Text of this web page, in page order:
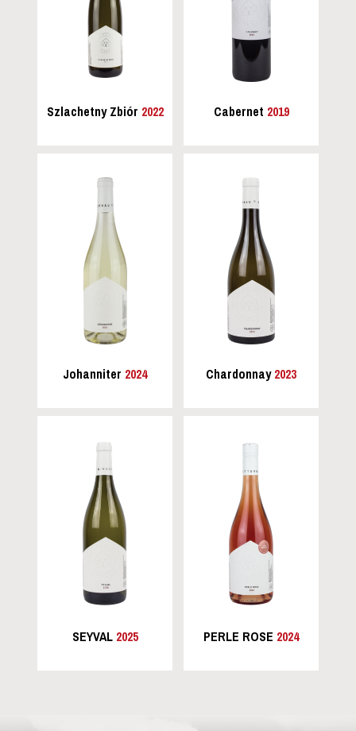
Szlachetny Zbiór 2022 Cabernet 2019
Johanniter 2024 Chardonnay2023
SEYVAL 2025 PERLE ROSE 2024